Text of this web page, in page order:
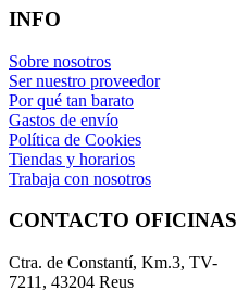
INFO
Sobre nosotros
Ser nuestro proveedor
Por qué tan barato
Gastos de envío
Política de Cookies
Tiendas y horarios
Trabaja con nosotros
CONTACTO OFICINAS
Ctra. de Constantí, Km.3, TV-
7211, 43204 Reus